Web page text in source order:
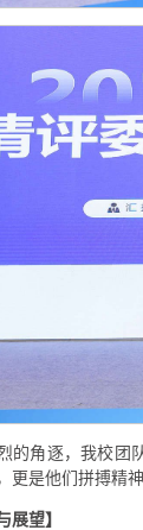
的角逐，我校团
更是他们拼搏精神
展望】